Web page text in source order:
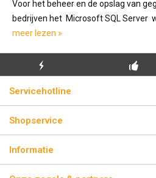
Voor het beheer en de opslag van
bedrijven het Microsoft SQL Server
meer lezen »
BLIKSEMVERZENDING
Servicehotline
Shopservice
Informatie